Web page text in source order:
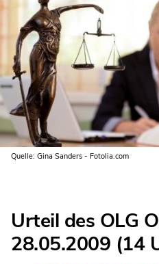
Quelle: Gina Sanders - Fotolia.com
Urteil des OLG
28.05.2009 (14